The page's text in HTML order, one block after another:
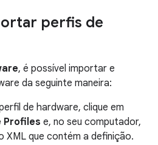
perfis de
, é possível importar e
da seguinte maneira:
de hardware, clique em
Profiles e, no seu computador,
XML que contém a definição.